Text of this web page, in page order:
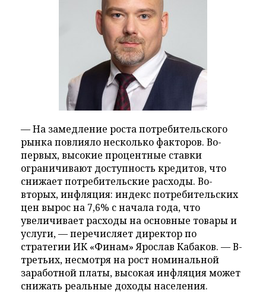
— На замедление роста потребительского
рынка повлияло несколько факторов. Во-
первых, высокие процентные ставки
ограничивают доступность кредитов, что
снижает потребительские расходы. Во-
вторых, инфляция: индекс потребительских
цен вырос на 7,6% с начала года, что
увеличивает расходы на основные товары и
услуги, — перечисляет директор по
стратегии ИК «Финам» Ярослав Кабаков. — В-
третьих, несмотря на рост номинальной
заработной платы, высокая инфляция может
снижать реальные доходы населения.